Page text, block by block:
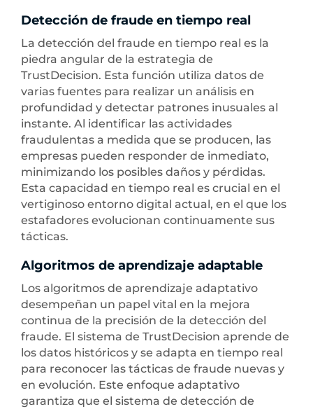
Detección de fraude en tiempo real
La detección del fraude en tiempo real es la
piedra angular de la estrategia de
TrustDecision. Esta función utiliza datos de
varias fuentes para realizar un análisis en
profundidad y detectar patrones inusuales al
instante. Al identificar las actividades
fraudulentas a medida que se producen, las
empresas pueden responder de inmediato,
minimizando los posibles daños y pérdidas.
Esta capacidad en tiempo real es crucial en el
vertiginoso entorno digital actual, en el que los
estafadores evolucionan continuamente sus
tácticas.
Algoritmos de aprendizaje adaptable
Los algoritmos de aprendizaje adaptativo
desempeñan un papel vital en la mejora
continua de la precisión de la detección del
fraude. El sistema de TrustDecision aprende de
los datos históricos y se adapta en tiempo real
para reconocer las tácticas de fraude nuevas y
en evolución. Este enfoque adaptativo
garantiza que el sistema de detección de